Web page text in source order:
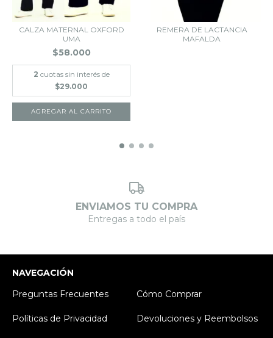
CALZA MATERNAL OXFORD
UMA
$58.000
2 cuotas sin interés de
$29.000
AGREGAR AL CARRITO
REMERA DE LACTANCIA
MAFALDA
ENVIAMOS TU COMPRA
Entregas a todo el país
NAVEGACIÓN
Preguntas Frecuentes
Cómo Comprar
Políticas de Privacidad Devoluciones y Reembolsos